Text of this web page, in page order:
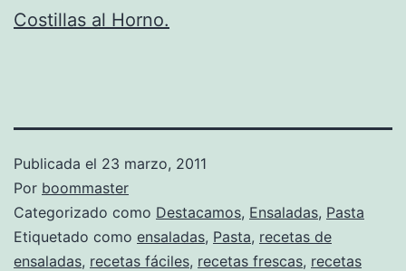
Costillas al Horno.
Publicada el 23 marzo, 2011
Por boommaster
Categorizado como Destacamos, Ensaladas, Pasta
Etiquetado como ensaladas, Pasta, recetas de
ensaladas, recetas fáciles, recetas frescas, recetas